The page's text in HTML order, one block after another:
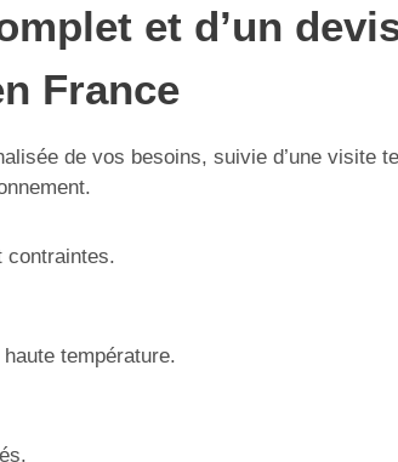
et d’un
France
de vos besoins, suivie d’une visite
contraintes.
température.